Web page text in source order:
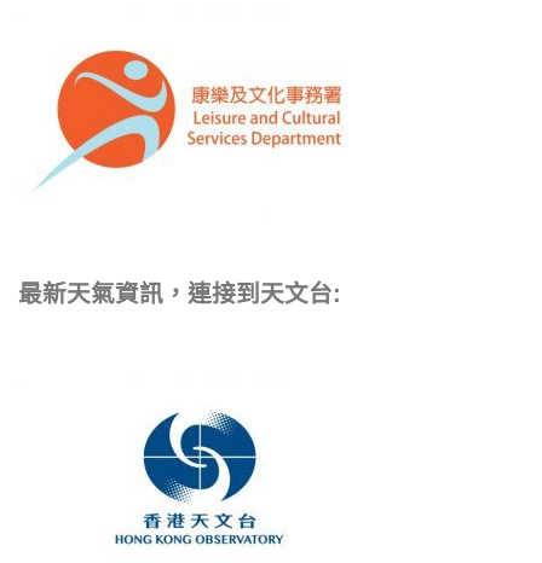
最新天氣資訊，連接到天文台: